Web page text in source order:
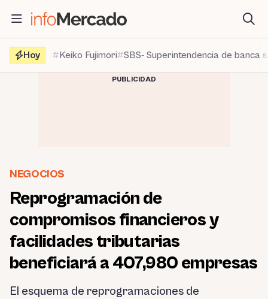
contenido
Hoy
Keiko Fujimori SBS- Superintendencia de banca
PUBLICIDAD
NEGOCIOS
Reprogramación de
compromisos financieros y
facilidades tributarias
beneficiará a 407,980 empresas
El esquema de reprogramaciones de